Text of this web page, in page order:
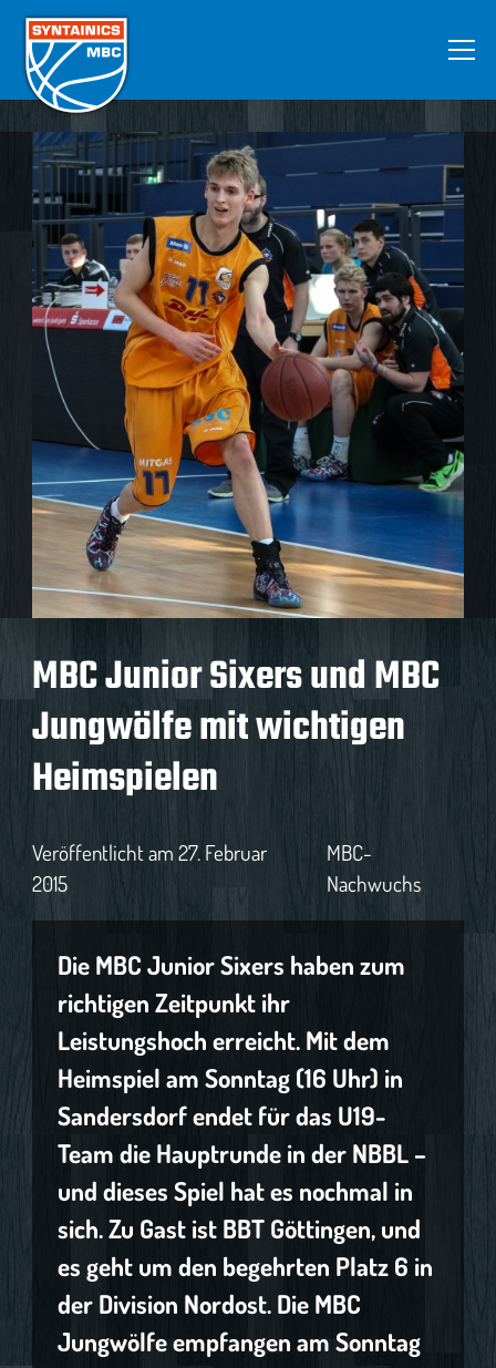
MBC Junior Sixers und MBC
Jungwölfe mit wichtigen
Heimspielen
Veröffentlicht am 27. Februar
2015
MBC-
Nachwuchs
Die MBC Junior Sixers haben zum
richtigen Zeitpunkt ihr
Leistungshoch erreicht. Mit dem
Heimspiel am Sonntag (16 Uhr) in
Sandersdorf endet für das U19-
Team die Hauptrunde in der NBBL –
und dieses Spiel hat es nochmal in
sich. Zu Gast ist BBT Göttingen, und
es geht um den begehrten Platz 6 in
der Division Nordost. Die MBC
Jungwölfe empfangen am Sonntag